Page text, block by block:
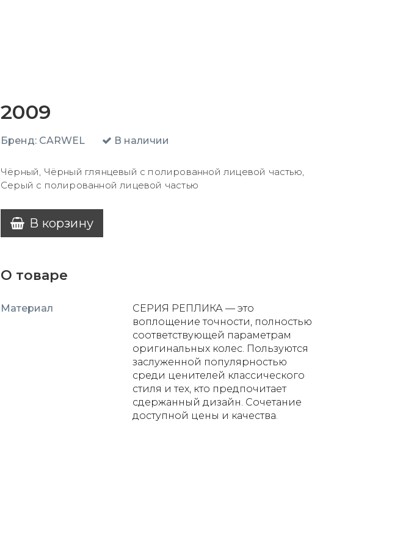
2009
Бренд: CARWEL В наличии
Чёрный, Чёрный глянцевый с полированной лицевой частью,
Серый с полированной лицевой частью
В корзину
О товаре
Материал
СЕРИЯ РЕПЛИКА — это
воплощение точности, полностью
соответствующей параметрам
оригинальных колес. Пользуются
заслуженной популярностью
среди ценителей классического
стиля и тех, кто предпочитает
сдержанный дизайн. Сочетание
доступной цены и качества.